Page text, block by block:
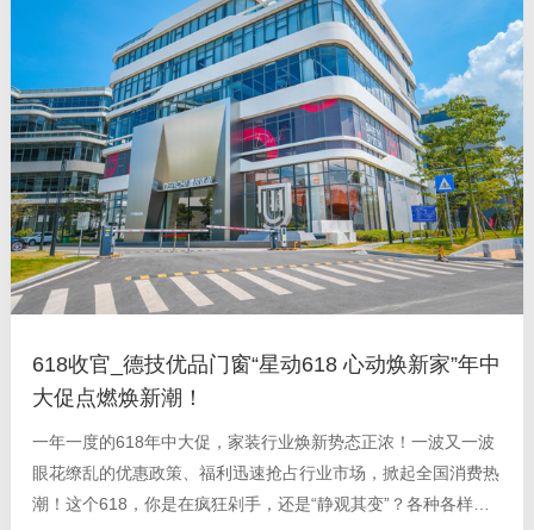
618收官_德技优品门窗“星动618 心动焕新家”年中
大促点燃焕新潮！
一年一度的618年中大促，家装行业焕新势态正浓！一波又一波
眼花缭乱的优惠政策、福利迅速抢占行业市场，掀起全国消费热
潮！这个618，你是在疯狂剁手，还是“静观其变”？各种各样的